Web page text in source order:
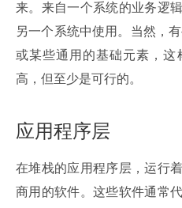
来。来自一个系统的业务逻
另一个系统中使用。当然，
或某些通用的基础元素，这
高，但至少是可行的。
应用程序层
在堆栈的应用程序层，运行
商用的软件。这些软件通常